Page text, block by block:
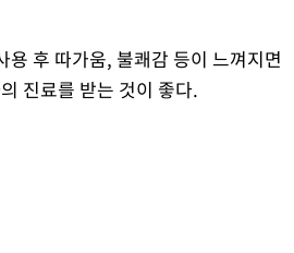
후 따가움, 불쾌감 등이 느껴지면
진료를 받는 것이 좋다.